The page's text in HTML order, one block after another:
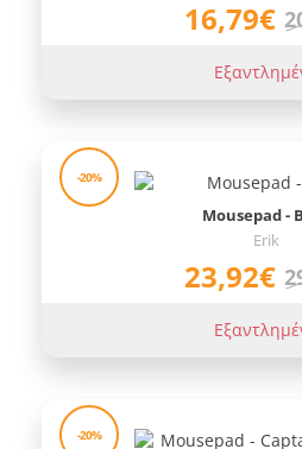
16,79€
-20%
Mousepad -
Erik
23,92€
-20%